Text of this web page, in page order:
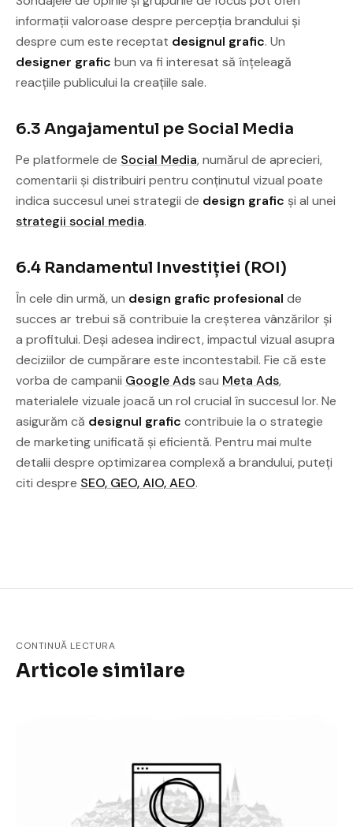
informații valoroase despre percepția brandului și
despre cum este receptat designul grafic. Un
designer grafic bun va fi interesat să înțeleagă
reacțiile publicului la creațiile sale.
6.3 Angajamentul pe Social Media
Pe platformele de Social Media, numărul de aprecieri,
comentarii și distribuiri pentru conținutul vizual poate
indica succesul unei strategii de design grafic și al unei
strategii social media.
6.4 Randamentul Investiției (ROI)
În cele din urmă, un design grafic profesional de
succes ar trebui să contribuie la creșterea vânzărilor și
a profitului. Deși adesea indirect, impactul vizual asupra
deciziilor de cumpărare este incontestabil. Fie că este
vorba de campanii Google Adssau Meta Ads,
materialele vizuale joacă un rol crucial în succesul lor. Ne
asigurăm că designul grafic contribuie la o strategie
de marketing unificată și eficientă. Pentru mai multe
detalii despre optimizarea complexă a brandului, puteți
citi despre SEO, GEO, AIO, AEO.
CONTINUĂ LECTURA
Articole similare